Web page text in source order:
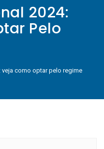
2024:
Pelo
veja como optar pelo regime